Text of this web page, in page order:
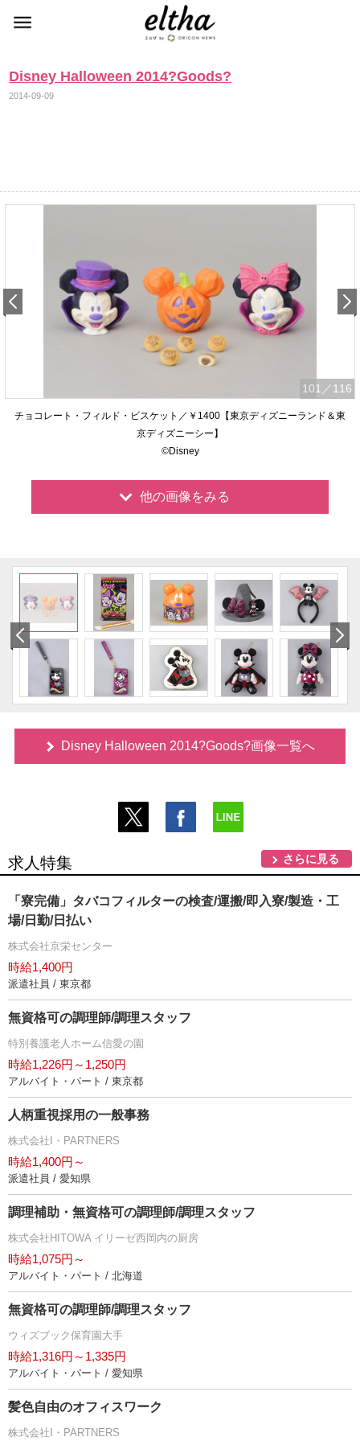
Disney Halloween 2014?Goods?
2014-09-09
101 ／116
チョコレート・フィルド・ビスケット／￥1400【東京ディズニーランド＆東
京ディズニーシー】
©Disney
他の画像をみる
Disney Halloween 2014?Goods?画像一覧へ
求人特集 さらに見る
「寮完備」タバコフィルターの検査/運搬/即入寮/製造・工
場/日勤/日払い
株式会社京栄センター
時給1,400円
派遣社員 / 東京都
無資格可の調理師/調理スタッフ
特別養護老人ホーム信愛の園
時給1,226円～1,250円
アルバイト・パート / 東京都
人柄重視採用の一般事務
株式会社I・PARTNERS
時給1,400円～
派遣社員 / 愛知県
調理補助・無資格可の調理師/調理スタッフ
株式会社HITOWA イリーゼ西岡内の厨房
時給1,075円～
アルバイト・パート / 北海道
無資格可の調理師/調理スタッフ
ウィズブック保育園大手
時給1,316円～1,335円
アルバイト・パート / 愛知県
髪色自由のオフィスワーク
株式会社I・PARTNERS